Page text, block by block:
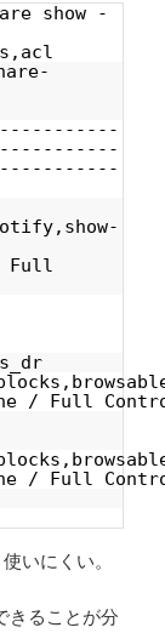
show -
Full
/
/
いにくい。
きることが分